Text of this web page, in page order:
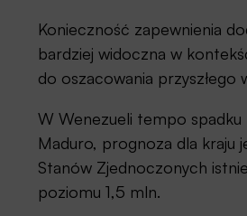
Konieczność zapewnienia
bardziej widoczna w
do oszacowania przyszłego
W Wenezueli tempo
Maduro, prognoza dla kraju
Stanów Zjednoczonych
poziomu 1,5 mln.